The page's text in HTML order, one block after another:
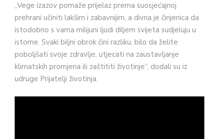
„Vege izazov pomaže prijelaz prema suosjećajnoj
prehrani učiniti lakšim i zabavnijim, a divna je činjenica da
istodobno s vama milijuni ljudi diljem svijeta sudjeluju u
istome. Svaki biljni obrok čini razliku, bilo da želite
poboljšati svoje zdravlje, utjecati na zaustavljanje
klimatskih promjena ili zaštititi životinje“, dodali su iz
udruge Prijatelji životinja.